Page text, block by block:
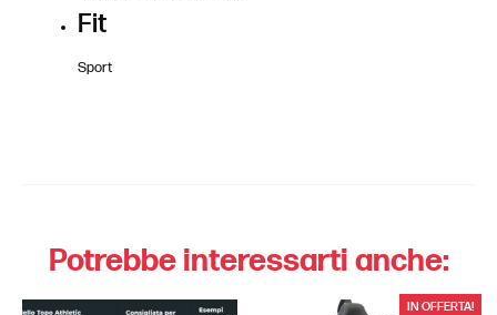
Fit
Sport
Potrebbe interessarti anche:
IN OFFERTA!